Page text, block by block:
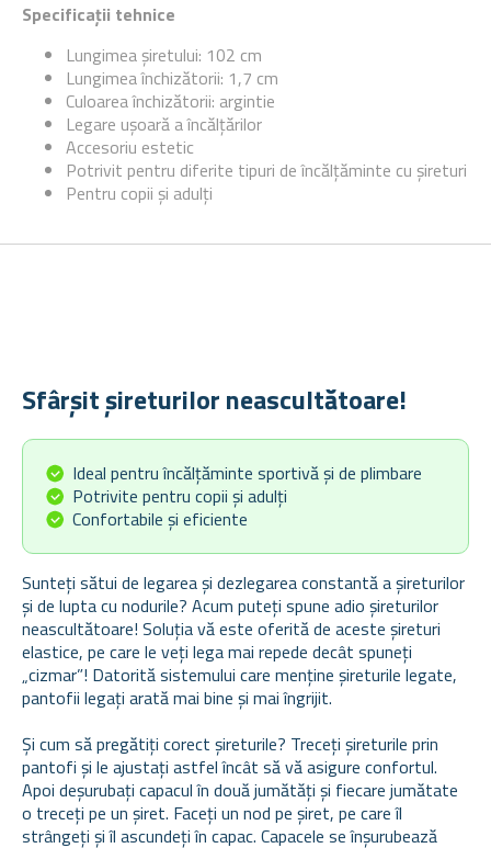
Specificații tehnice
Lungimea șiretului: 102 cm
Lungimea închizătorii: 1,7 cm
Culoarea închizătorii: argintie
Legare ușoară a încălțărilor
Accesoriu estetic
Potrivit pentru diferite tipuri de încălțăminte cu șireturi
Pentru copii și adulți
Sfârșit șireturilor neascultătoare!
Ideal pentru încălțăminte sportivă și de plimbare
Potrivite pentru copii și adulți
Confortabile și eficiente
Sunteți sătui de legarea și dezlegarea constantă a șireturilor
și de lupta cu nodurile? Acum puteți spune adio șireturilor
neascultătoare! Soluția vă este oferită de aceste șireturi
elastice, pe care le veți lega mai repede decât spuneți
„cizmar”! Datorită sistemului care menține șireturile legate,
pantofii legați arată mai bine și mai îngrijit.
Și cum să pregătiți corect șireturile? Treceți șireturile prin
pantofi și le ajustați astfel încât să vă asigure confortul.
Apoi deșurubați capacul în două jumătăți și fiecare jumătate
o treceți pe un șiret. Faceți un nod pe șiret, pe care îl
strângeți și îl ascundeți în capac. Capacele se înșurubează